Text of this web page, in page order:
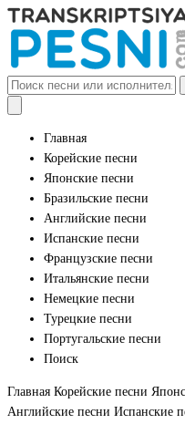
Главная
Корейские песни
Японские песни
Бразильские песни
Английские песни
Испанские песни
Французские песни
Итальянские песни
Немецкие песни
Турецкие песни
Португальские песни
Поиск
Главная Корейские песни
Английские песни Испанские